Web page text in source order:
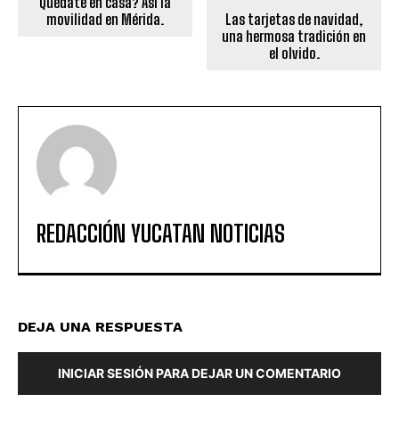
movilidad en Mérida.
Las tarjetas de navidad,
una hermosa tradición en
el olvido.
REDACCIÓN YUCATAN NOTICIAS
DEJA UNA RESPUESTA
INICIAR SESIÓN PARA DEJAR UN COMENTARIO